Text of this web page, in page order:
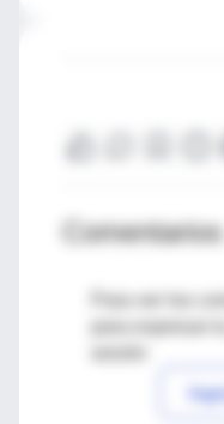
Comentarios
Para ver los